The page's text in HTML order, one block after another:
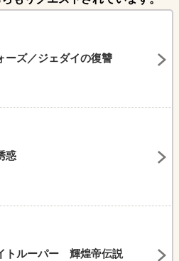
ーズ／ジェダイの復讐
惑
トルーパー 輝煌帝伝説